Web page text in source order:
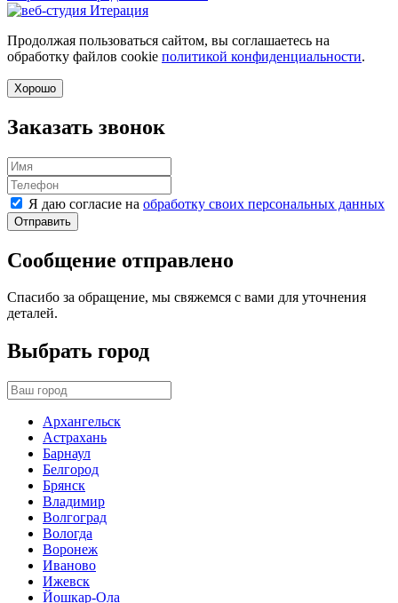
Продолжая пользоваться сайтом, вы соглашаетесь на
обработку файлов cookie политикой конфиденциальности.
Хорошо
Заказать звонок
Я даю согласие на обработку своих персональных данных
Отправить
Сообщение отправлено
Спасибо за обращение, мы свяжемся с вами для уточнения
деталей.
Выбрать город
Архангельск
Астрахань
Барнаул
Белгород
Брянск
Владимир
Волгоград
Вологда
Воронеж
Иваново
Ижевск
Йошкар-Ола